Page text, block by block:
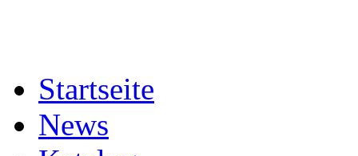
Startseite
News